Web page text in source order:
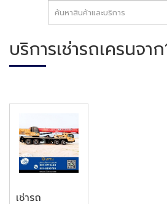
บริการเช่ารถเครนจา
เช่ารถ